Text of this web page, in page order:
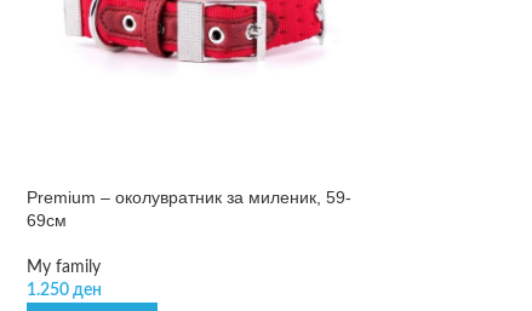
Premium – околувратник за миленик, 59-
69см
My family
1.250 ден